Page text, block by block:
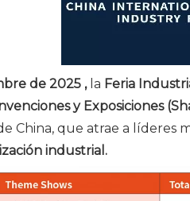
de 2025 , la Feria
y Exposiciones
China, que atrae a líderes
industrial.